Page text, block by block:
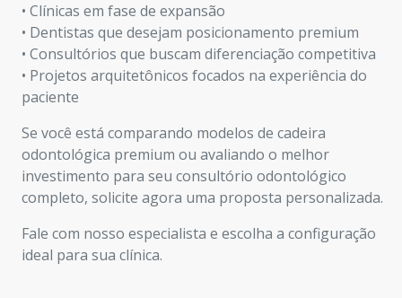
• Clínicas em fase de expansão
• Dentistas que desejam posicionamento premium
• Consultórios que buscam diferenciação competitiva
• Projetos arquitetônicos focados na experiência do
paciente
Se você está comparando modelos de cadeira
odontológica premium ou avaliando o melhor
investimento para seu consultório odontológico
completo, solicite agora uma proposta personalizada.
Fale com nosso especialista e escolha a configuração
ideal para sua clínica.